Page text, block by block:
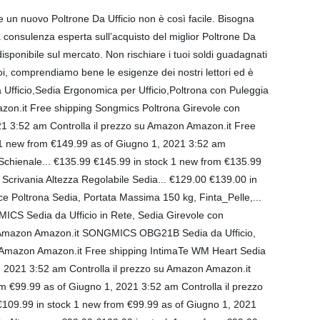
as of Giugno 1, 2021 3:52 am Controlla il prezzo su Amazon Amazon.it SONGMICS Sedia da Ufficio, Poltrona Racing Ergonomica, con Poggiapiedi Telescopico, Schienale... €135.99 €145.99 in stock 1 new from €135.99 as of Giugno 1, 2021 3:52 am Controlla il prezzo su Amazon Amazon.it Valens Sedia Ufficio Girevole Poltrona da Massaggio Sedia Scrivania Altezza Regolabile Sedia... €129.00 €139.00 in stock 1 new from €129.00 as of Giugno 1, 2021 3:52 am Controlla il prezzo su Amazon Amazon.it SONGMICS Ufficio Girevole Office Poltrona Sedia, Portata Massima 150 kg, Finta_Pel